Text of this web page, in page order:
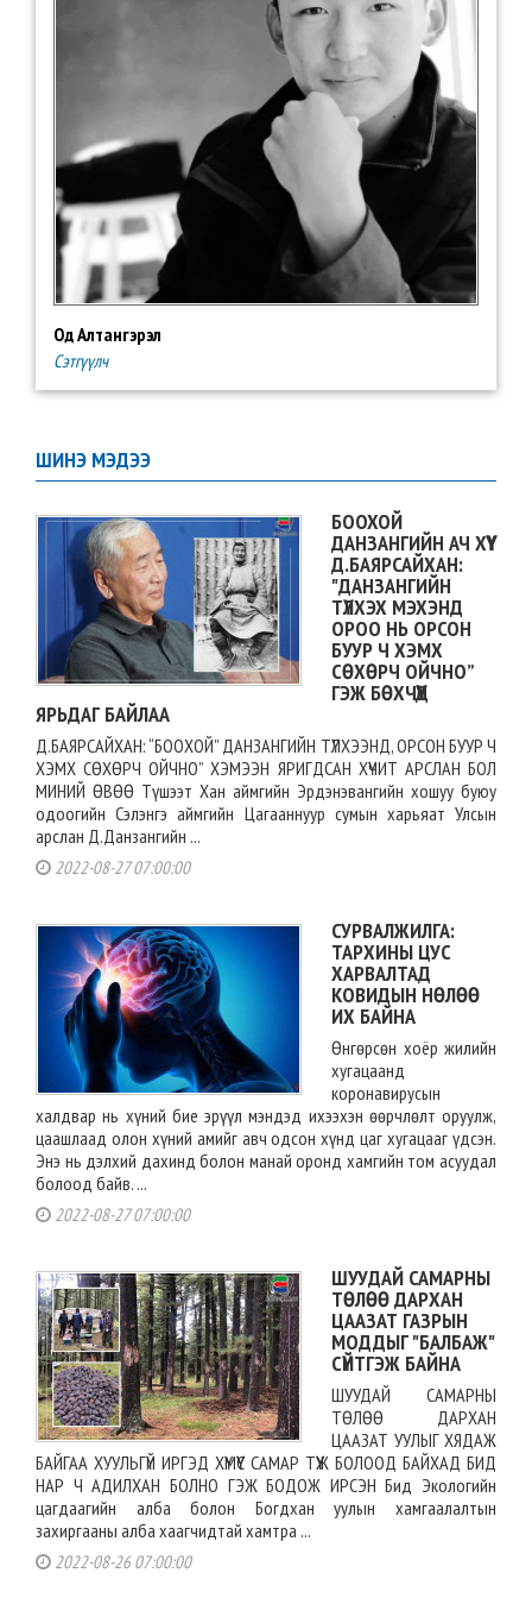
Од Алтангэрэл
Сэтгүүлч
ШИНЭ МЭДЭЭ
БООХОЙ
ДАНЗАНГИЙН АЧ ХҮҮ
Д.БАЯРСАЙХАН:
"ДАНЗАНГИЙН
ТҮЛХЭХ МЭХЭНД
ОРОО НЬ ОРСОН
БУУР Ч ХЭМХ
СӨХӨРЧ ОЙЧНО”
ГЭЖ БӨХЧҮҮД
ЯРЬДАГ БАЙЛАА
Д.БАЯРСАЙХАН: “БООХОЙ” ДАНЗАНГИЙН ТҮЛХЭЭНД, ОРСОН БУУР Ч
ХЭМХ СӨХӨРЧ ОЙЧНО” ХЭМЭЭН ЯРИГДСАН ХҮЧИТ АРСЛАН БОЛ
МИНИЙ ӨВӨӨ Түшээт Хан аймгийн Эрдэнэвангийн хошуу буюу
одоогийн Сэлэнгэ аймгийн Цагааннуур сумын харьяат Улсын
арслан Д.Данзангийн ...
2022-08-27 07:00:00
СУРВАЛЖИЛГА:
ТАРХИНЫ ЦУС
ХАРВАЛТАД
КОВИДЫН НӨЛӨӨ
ИХ БАЙНА
Өнгөрсөн хоёр жилийн
хугацаанд
коронавирусын
халдвар нь хүний бие эрүүл мэндэд ихээхэн өөрчлөлт оруулж,
цаашлаад олон хүний амийг авч одсон хүнд цаг хугацааг үдсэн.
Энэ нь дэлхий дахинд болон манай оронд хамгийн том асуудал
болоод байв. ...
2022-08-27 07:00:00
ШУУДАЙ САМАРНЫ
ТӨЛӨӨ ДАРХАН
ЦААЗАТ ГАЗРЫН
МОДДЫГ "БАЛБАЖ"
СҮЙТГЭЖ БАЙНА
ШУУДАЙ САМАРНЫ
ТӨЛӨӨ ДАРХАН
ЦААЗАТ УУЛЫГ ХЯДАЖ
БАЙГАА ХУУЛЬГҮЙ ИРГЭД ХҮМҮҮС САМАР ТҮҮЖ БОЛООД БАЙХАД БИД
НАР Ч АДИЛХАН БОЛНО ГЭЖ БОДОЖ ИРСЭН Бид Экологийн
цагдаагийн алба болон Богдхан уулын хамгаалалтын
захиргааны алба хаагчидтай хамтра ...
2022-08-26 07:00:00